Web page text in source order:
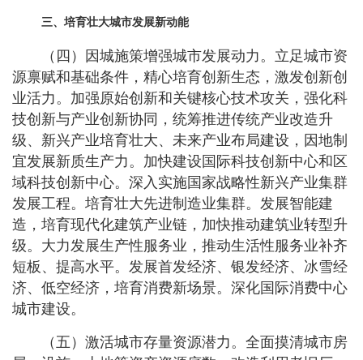
三、培育壮大城市发展新动能
（四）因城施策增强城市发展动力。立足城市资
源禀赋和基础条件，精心培育创新生态，激发创新创
业活力。加强原始创新和关键核心技术攻关，强化科
技创新与产业创新协同，统筹推进传统产业改造升
级、新兴产业培育壮大、未来产业布局建设，因地制
宜发展新质生产力。加快建设国际科技创新中心和区
域科技创新中心。深入实施国家战略性新兴产业集群
发展工程。培育壮大先进制造业集群。发展智能建
造，培育现代化建筑产业链，加快推动建筑业转型升
级。大力发展生产性服务业，推动生活性服务业补齐
短板、提高水平。发展首发经济、银发经济、冰雪经
济、低空经济，培育消费新场景。深化国际消费中心
城市建设。
（五）激活城市存量资源潜力。全面摸清城市房